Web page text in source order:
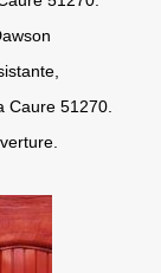
Caure 51270.